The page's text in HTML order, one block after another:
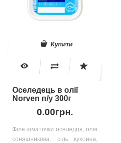
Купити
Оселедець в олії
Norven п/у 300г
0.00грн.
Філе шматочки оселедця, олія
соняшникова, сіль кухонна,